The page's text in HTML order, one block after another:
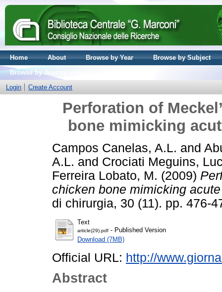
Home About Browse by Year
Browse by Subject
Browse by Journal volume
Login
Create Account
Perforation of
bone mimicking
Campos Canelas, A.L. and
A.L. and Crociati Meguins,
Ferreira Lobato, M. (2009)
chicken bone mimicking
di chirurgia, 30 (11). pp. 476-
Text
article(29).pdf - Published Version
Download (7MB)
Official URL: http://
Abstract